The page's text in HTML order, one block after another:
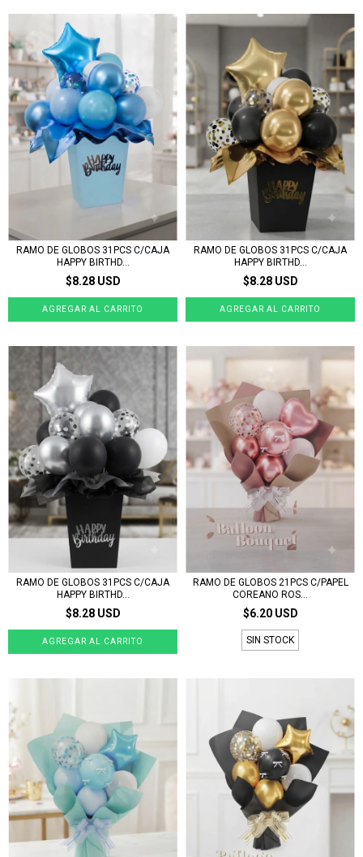
RAMO DE GLOBOS 31PCS C/CAJA
HAPPY BIRTHD...
$8.28 USD
RAMO DE GLOBOS 31PCS C/CAJA
HAPPY BIRTHD...
$8.28 USD
RAMO DE GLOBOS 31PCS C/CAJA
HAPPY BIRTHD...
$8.28 USD
RAMO DE GLOBOS 21PCS C/PAPEL
COREANO ROS...
$6.20 USD
SIN STOCK